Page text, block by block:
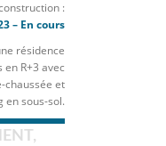
:
– En cours
résidence
R+3 avec
chaussée et
en sous-sol.